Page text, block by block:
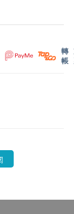
轉
帳